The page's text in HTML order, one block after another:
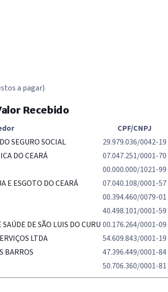
a pagar)
Recebido
CPF/CNPJ
SEGURO SOCIAL 29.979.036/0042-19
DO CEARÁ 07.047.251/0001-70
00.000.000/1021-99
E ESGOTO DO CEARÁ 07.040.108/0001-57
00.394.460/0079-01
40.498.101/0001-59
DE SÃO LUIS DO CURU 00.176.264/0001-09
LTDA 54.609.843/0001-19
BARROS 47.396.449/0001-84
50.706.360/0001-81